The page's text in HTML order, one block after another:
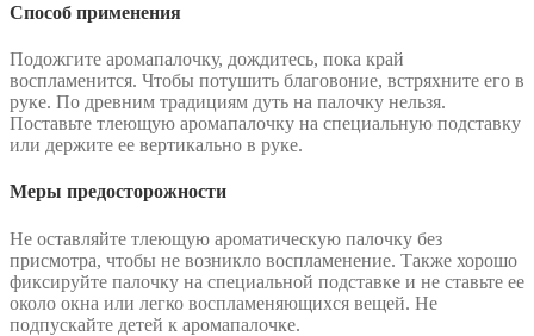
Способ применения
Подожгите аромапалочку, дождитесь, пока край
воспламенится. Чтобы потушить благовоние, встряхните его в
руке. По древним традициям дуть на палочку нельзя.
Поставьте тлеющую аромапалочку на специальную подставку
или держите ее вертикально в руке.
Меры предосторожности
Не оставляйте тлеющую ароматическую палочку без
присмотра, чтобы не возникло воспламенение. Также хорошо
фиксируйте палочку на специальной подставке и не ставьте ее
около окна или легко воспламеняющихся вещей. Не
подпускайте детей к аромапалочке.